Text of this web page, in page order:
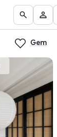
Boliger
til
salg
Find
mægler
Få
vurderet
din
bolig
Go
to
the
Search
page
Mit
Gem